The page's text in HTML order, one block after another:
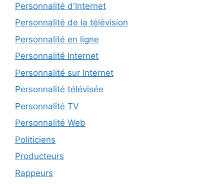
Personnalité d'Internet
Personnalité de la télévision
Personnalité en ligne
Personnalité Internet
Personnalité sur Internet
Personnalité télévisée
Personnalité TV
Personnalité Web
Politiciens
Producteurs
Rappeurs